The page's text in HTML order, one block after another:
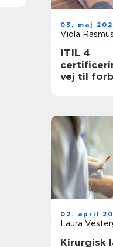
03. maj
Viola
ITIL 4
vej til
02. april
Laura
Kirurgisk